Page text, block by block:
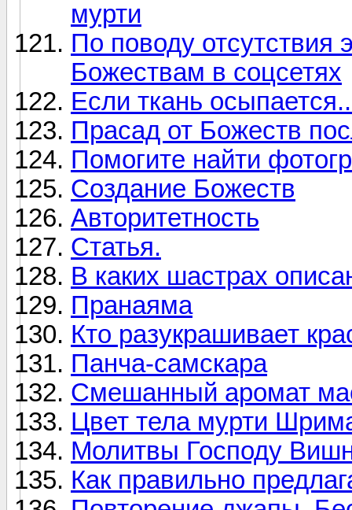
мурти
По поводу отсутствия
Божествам в соцсетях
Если ткань
Прасад от Божеств
Помогите найти
Создание Божеств
Авторитетность
Статья.
В каких шастрах
Пранаяма
Кто разукрашивает
Панча-самскара
Смешанный аромат
Цвет тела мурти
Молитвы Господу
Как правильно